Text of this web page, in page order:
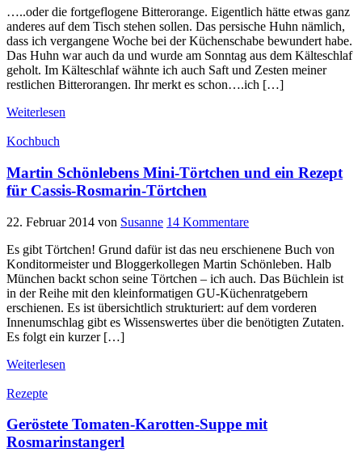
…..oder die fortgeflogene Bitterorange. Eigentlich hätte etwas ganz
anderes auf dem Tisch stehen sollen. Das persische Huhn nämlich,
dass ich vergangene Woche bei der Küchenschabe bewundert habe.
Das Huhn war auch da und wurde am Sonntag aus dem Kälteschlaf
geholt. Im Kälteschlaf wähnte ich auch Saft und Zesten meiner
restlichen Bitterorangen. Ihr merkt es schon….ich […]
Weiterlesen
Kochbuch
Martin Schönlebens Mini-Törtchen und ein Rezept
für Cassis-Rosmarin-Törtchen
22. Februar 2014 von Susanne 14 Kommentare
Es gibt Törtchen! Grund dafür ist das neu erschienene Buch von
Konditormeister und Bloggerkollegen Martin Schönleben. Halb
München backt schon seine Törtchen – ich auch. Das Büchlein ist
in der Reihe mit den kleinformatigen GU-Küchenratgebern
erschienen. Es ist übersichtlich strukturiert: auf dem vorderen
Innenumschlag gibt es Wissenswertes über die benötigten Zutaten.
Es folgt ein kurzer […]
Weiterlesen
Rezepte
Geröstete Tomaten-Karotten-Suppe mit
Rosmarinstangerl